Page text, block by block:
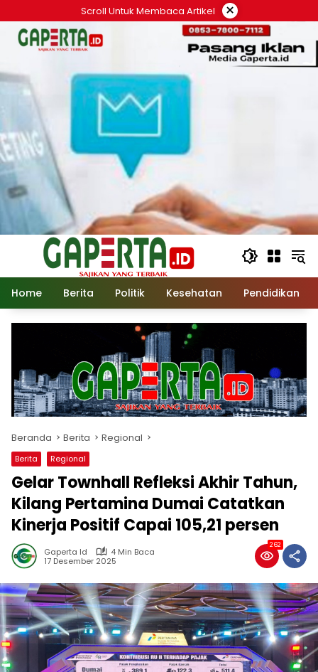
ke
konten
Scroll Untuk Membaca Artikel ×
Home Berita Politik Kesehatan Pendidikan
Beranda Berita Regional
Berita Regional
Gelar Townhall Refleksi Akhir Tahun,
Kilang Pertamina Dumai Catatkan
Kinerja Positif Capai 105,21 persen
Gaperta Id
4 Min Baca
17 Desember 2025
262